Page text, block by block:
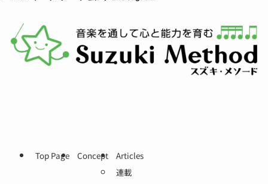
Top Page Concept
Articles
連載